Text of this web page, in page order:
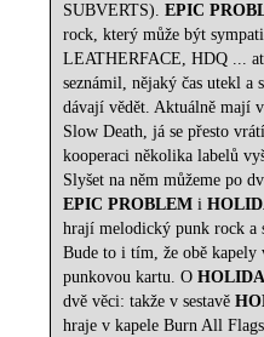
SUBVERTS).EPIC
rock, který může být
LEATHERFACE, HDQ ...
seznámil, nějaký čas utekl a
dávají vědět. Aktuálně mají
Slow Death, já se přesto
kooperaci několika labelů
Slyšet na něm můžeme po
EPIC PROBLEM i
hrají melodický punk rock a
Bude to i tím, že obě kapely
punkovou kartu. O
dvě věci: takže v sestavě
hraje v kapele Burn All